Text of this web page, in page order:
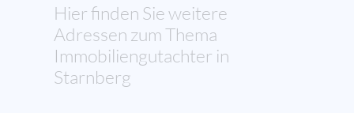
Hier finden Sie weitere
Adressen zum Thema
Immobiliengutachter in
Starnberg